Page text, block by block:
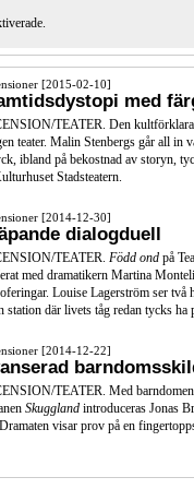
[2015-02-10]
med
TEATER. Den
teater. Malin Stenbergs går all in
ibland på bekostnad av storyn,
Stadsteatern.
[2014-12-30]
dialogduell
TEATER. Född ond på
med dramatikern Martina
Louise Lagerström ser två
station där livets tåg redan tycks ha
[2014-12-22]
TEATER. Med
Skuggland introduceras Jonas
visar prov på en